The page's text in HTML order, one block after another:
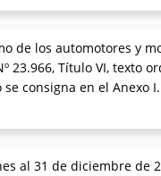
de los automotores y
23.966, Título VI, texto
consigna en el Anexo I.
al 31 de diciembre de